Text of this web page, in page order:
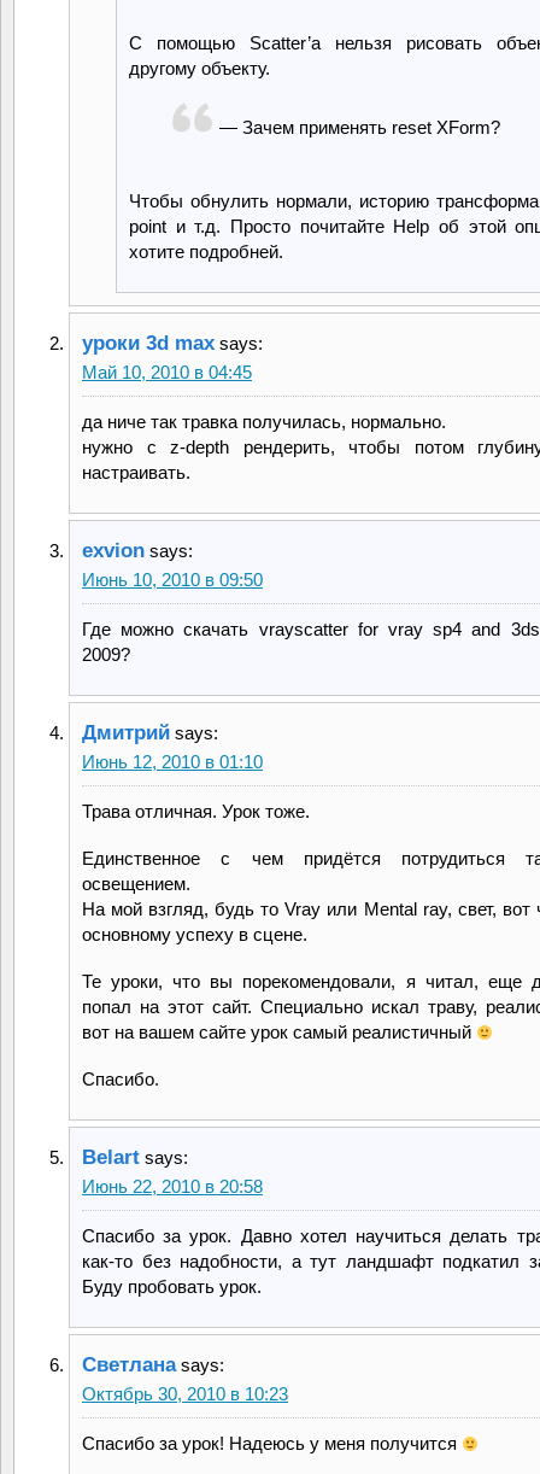
С помощью Scatter’a нельзя рисовать
другому объекту.
— Зачем применять reset XForm?
Чтобы обнулить нормали, историю
point и т.д. Просто почитайте Help об этой
хотите подробней.
уроки 3d max says:
Май 10, 2010 в 04:45
да ниче так травка получилась, нормально.
нужно с z-depth рендерить, чтобы потом
настраивать.
exvion says:
Июнь 10, 2010 в 09:50
Где можно скачать vrayscatter for vray sp4 and
2009?
Дмитрий says:
Июнь 12, 2010 в 01:10
Трава отличная. Урок тоже.
Единственное с чем придётся потрудиться
освещением.
На мой взгляд, будь то Vray или Mental ray, свет, вот
основному успеху в сцене.
Те уроки, что вы порекомендовали, я читал, еще
попал на этот сайт. Специально искал траву,
вот на вашем сайте урок самый реалистичный
Спасибо.
Belart says:
Июнь 22, 2010 в 20:58
Спасибо за урок. Давно хотел научиться делать
как-то без надобности, а тут ландшафт подкатил
Буду пробовать урок.
Светлана says:
Октябрь 30, 2010 в 10:23
Спасибо за урок! Надеюсь у меня получится